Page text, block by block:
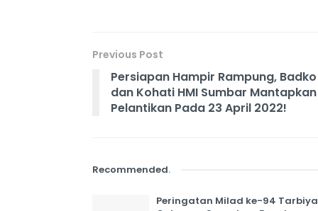
Previous Post
Persiapan Hampir Rampung, Badko
dan Kohati HMI Sumbar Mantapkan
Pelantikan Pada 23 April 2022!
Recommended.
Peringatan Milad ke-94